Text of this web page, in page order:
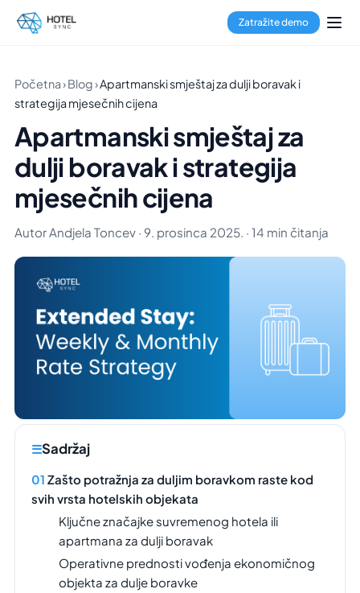
Zatražite demo
Početna›Blog›Apartmanski smještaj za dulji boravak i
strategija mjesečnih cijena
Apartmanski smještaj za
dulji boravak i strategija
mjesečnih cijena
Autor Andjela Toncev · 9. prosinca 2025. · 14 min čitanja
Sadržaj
Zašto potražnja za duljim boravkom raste kod
svih vrsta hotelskih objekata
Ključne značajke suvremenog hotela ili
apartmana za dulji boravak
Operativne prednosti vođenja ekonomičnog
objekta za dulje boravke